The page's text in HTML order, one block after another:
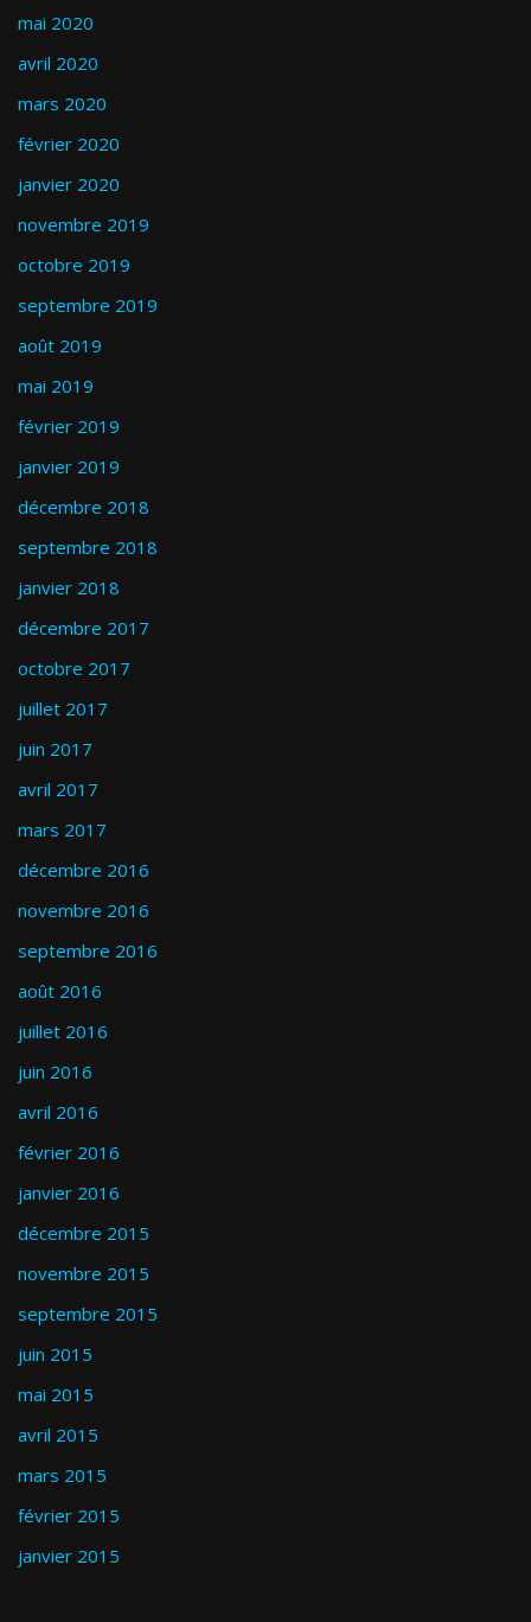
mai 2020
avril 2020
mars 2020
février 2020
janvier 2020
novembre 2019
octobre 2019
septembre 2019
août 2019
mai 2019
février 2019
janvier 2019
décembre 2018
septembre 2018
janvier 2018
décembre 2017
octobre 2017
juillet 2017
juin 2017
avril 2017
mars 2017
décembre 2016
novembre 2016
septembre 2016
août 2016
juillet 2016
juin 2016
avril 2016
février 2016
janvier 2016
décembre 2015
novembre 2015
septembre 2015
juin 2015
mai 2015
avril 2015
mars 2015
février 2015
janvier 2015